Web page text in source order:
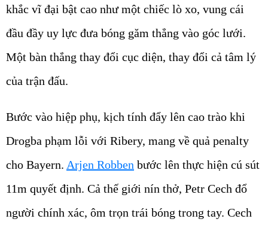
khắc vĩ đại bật cao như một chiếc lò xo, vung cái
đầu đầy uy lực đưa bóng găm thẳng vào góc lưới.
Một bàn thắng thay đổi cục diện, thay đổi cả tâm lý
của trận đấu.
Bước vào hiệp phụ, kịch tính đẩy lên cao trào khi
Drogba phạm lỗi với Ribery, mang về quả penalty
cho Bayern. Arjen Robben bước lên thực hiện cú sút
11m quyết định. Cả thế giới nín thở, Petr Cech đổ
người chính xác, ôm trọn trái bóng trong tay. Cech